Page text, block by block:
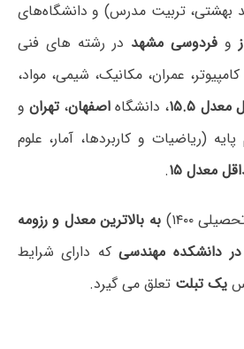
بهشتی، تربیت مدرس) و دانشگاه‌های
و فردوسی مشهد در رشته های فنی
عمران، مکانیک، شیمی، مواد،
۱۵.۵ ، دانشگاهاصفهان،تهران و
(ریاضیات و کاربردها، آمار، علوم
معدل ۱۵ .
۱۴۰۰)
به بالاترین معدل و رزومه
دانشکده مهندسیکه دارای شرایط
یک تبلت تعلق می گیرد.